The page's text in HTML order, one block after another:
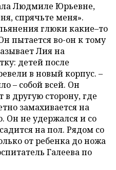
Людмиле Юрьевне,
спрячьте меня».
глюки какие–то
пытается во-он к тому
Лия на
детей после
в новый корпус. –
– собой всей. Он
в другую сторону, где
замахивается на
Он не удержался и со
на пол. Рядом со
от ребенка до ножа
Галеева по